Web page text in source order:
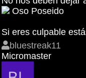
Oso Poseido
Si eres culpable
bluestreak11
Micromaster